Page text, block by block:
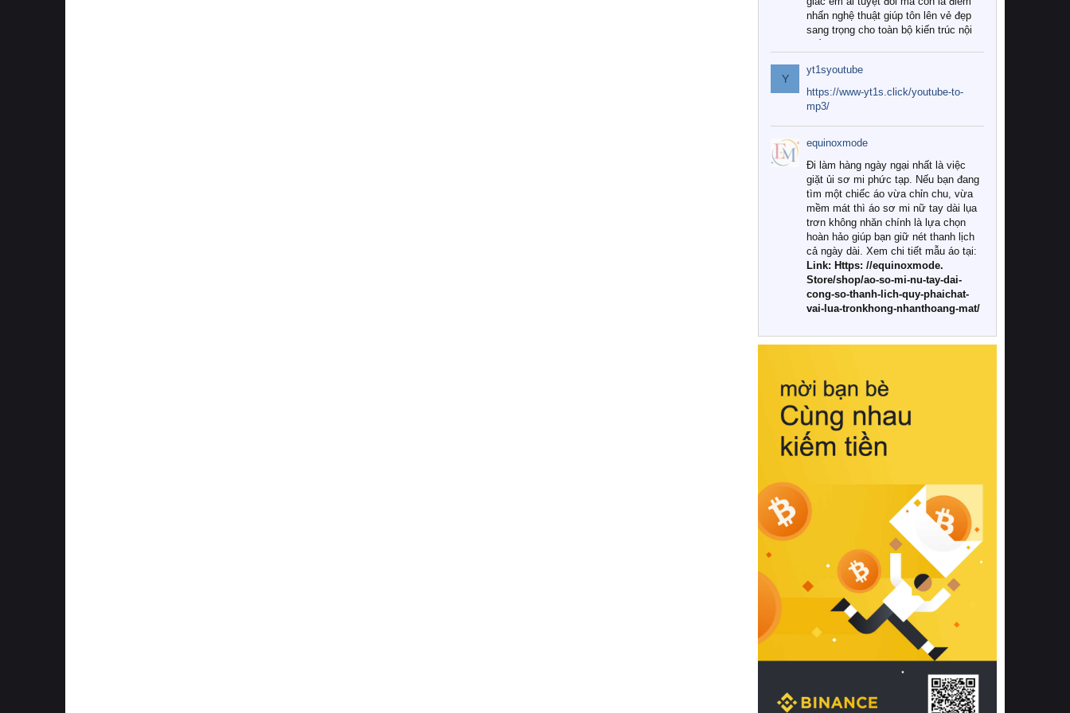
nhấn nghệ thuật giúp tôn lên vẻ đẹp
sang trọng cho toàn bộ kiến trúc nội
Tuy nhiên, giữa thị trường đa dạng
với vô vàn thương hiệu và mẫu mã
như hiện nay, làm thế nào để chọn
được những bộ chăn ga gối đệm cao
cấp thực sự chất lượng, phù hợp với
khí hậu và nhu cầu sử dụng của gia
đình? Hãy cùng chúng tôi đi tìm lời
giải đáp chi tiết qua bài viết dưới đây.
1. Tại sao các gia đình hiện đại lại ưa
chuộng chăn ga gối đệm cao cấp?
Khác với các dòng sản phẩm thông
thường, những bộ chăn ga gối đệm
cao cấp trải qua quy trình sản xuất
nghiêm ngặt từ khâu chọn lọc nguyên
liệu tự nhiên đến công nghệ dệt
nhuộm hiện đại không chứa hóa chất
này, bạn sẽ cảm nhận rõ rệt sự khác
hồi chuẩn xác của phần đệm nâng đỡ
cột sống.
Bên cạnh đó, việc lựa chọn các dòng
sản phẩm đạt chuẩn chất lượng quốc
tế còn giúp ngăn ngừa tình trạng kích
khuẩn và nấm mốc trong điều kiện
thời tiết nóng ẩm. Bạn có thể tìm hiểu
thêm các nghiên cứu khoa học về tác
động của giấc ngủ và môi trường
phòng ngủ đối với sức khỏe con
người tại Sleep Foundation (External
Link) để có cái nhìn toàn diện hơn.
2. Các tiêu chí vàng khi lựa chọn
chăn ga gối đệm cao cấp cho phòng
ngủ
Để sở hữu một bộ chăn ga gối đệm
cao cấp hoàn hảo cả về thẩm mỹ lẫn
công năng, người tiêu dùng cần cân
nhắc kỹ lưỡng các tiêu chí quan trọng
Y
yt1syoutube
https://www-yt1s.click/youtube-to-
mp3/
equinoxmode
Đi làm hàng ngày ngại nhất là việc
giặt ủi sơ mi phức tạp. Nếu bạn đang
tìm một chiếc áo vừa chỉn chu, vừa
mềm mát thì áo sơ mi nữ tay dài lụa
trơn không nhăn chính là lựa chọn
hoàn hảo giúp bạn giữ nét thanh lịch
cả ngày dài. Xem chi tiết mẫu áo tại:
Link: Https: //equinoxmode.
Store/shop/ao-so-mi-nu-tay-dai-
cong-so-thanh-lich-quy-phaichat-
vai-lua-tronkhong-nhanthoang-mat/